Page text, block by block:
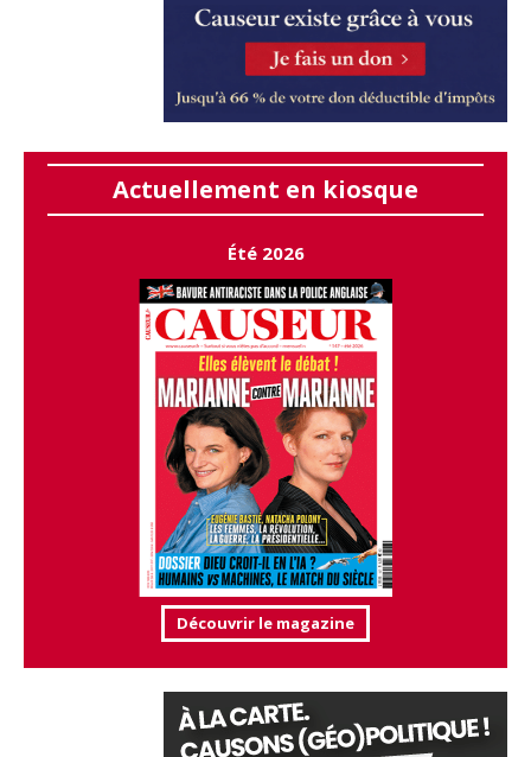
Actuellement en kiosque
Été 2026
Découvrir le magazine